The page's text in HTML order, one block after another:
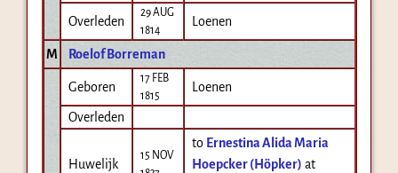
Overleden
29 AUG
1814
Loenen
M Roelof Borreman
Geboren
17 FEB
1815
Loenen
Overleden
Huwelijk
15 NOV
to Ernestina Alida Maria
Hoepcker (Höpker) at